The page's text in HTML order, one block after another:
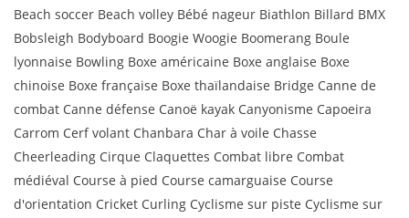
Beach soccer Beach volley Bébé nageur Biathlon Billard BMX
Bobsleigh Bodyboard Boogie Woogie Boomerang Boule
lyonnaise Bowling Boxe américaine Boxe anglaise Boxe
chinoise Boxe française Boxe thaïlandaise Bridge Canne de
combat Canne défense Canoë kayak Canyonisme Capoeira
Carrom Cerf volant Chanbara Char à voile Chasse
Cheerleading Cirque Claquettes Combat libre Combat
médiéval Course à pied Course camarguaise Course
d'orientation Cricket Curling Cyclisme sur piste Cyclisme sur